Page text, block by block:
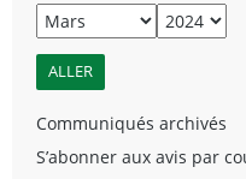
Communiqués archivés
S’abonner aux avis par